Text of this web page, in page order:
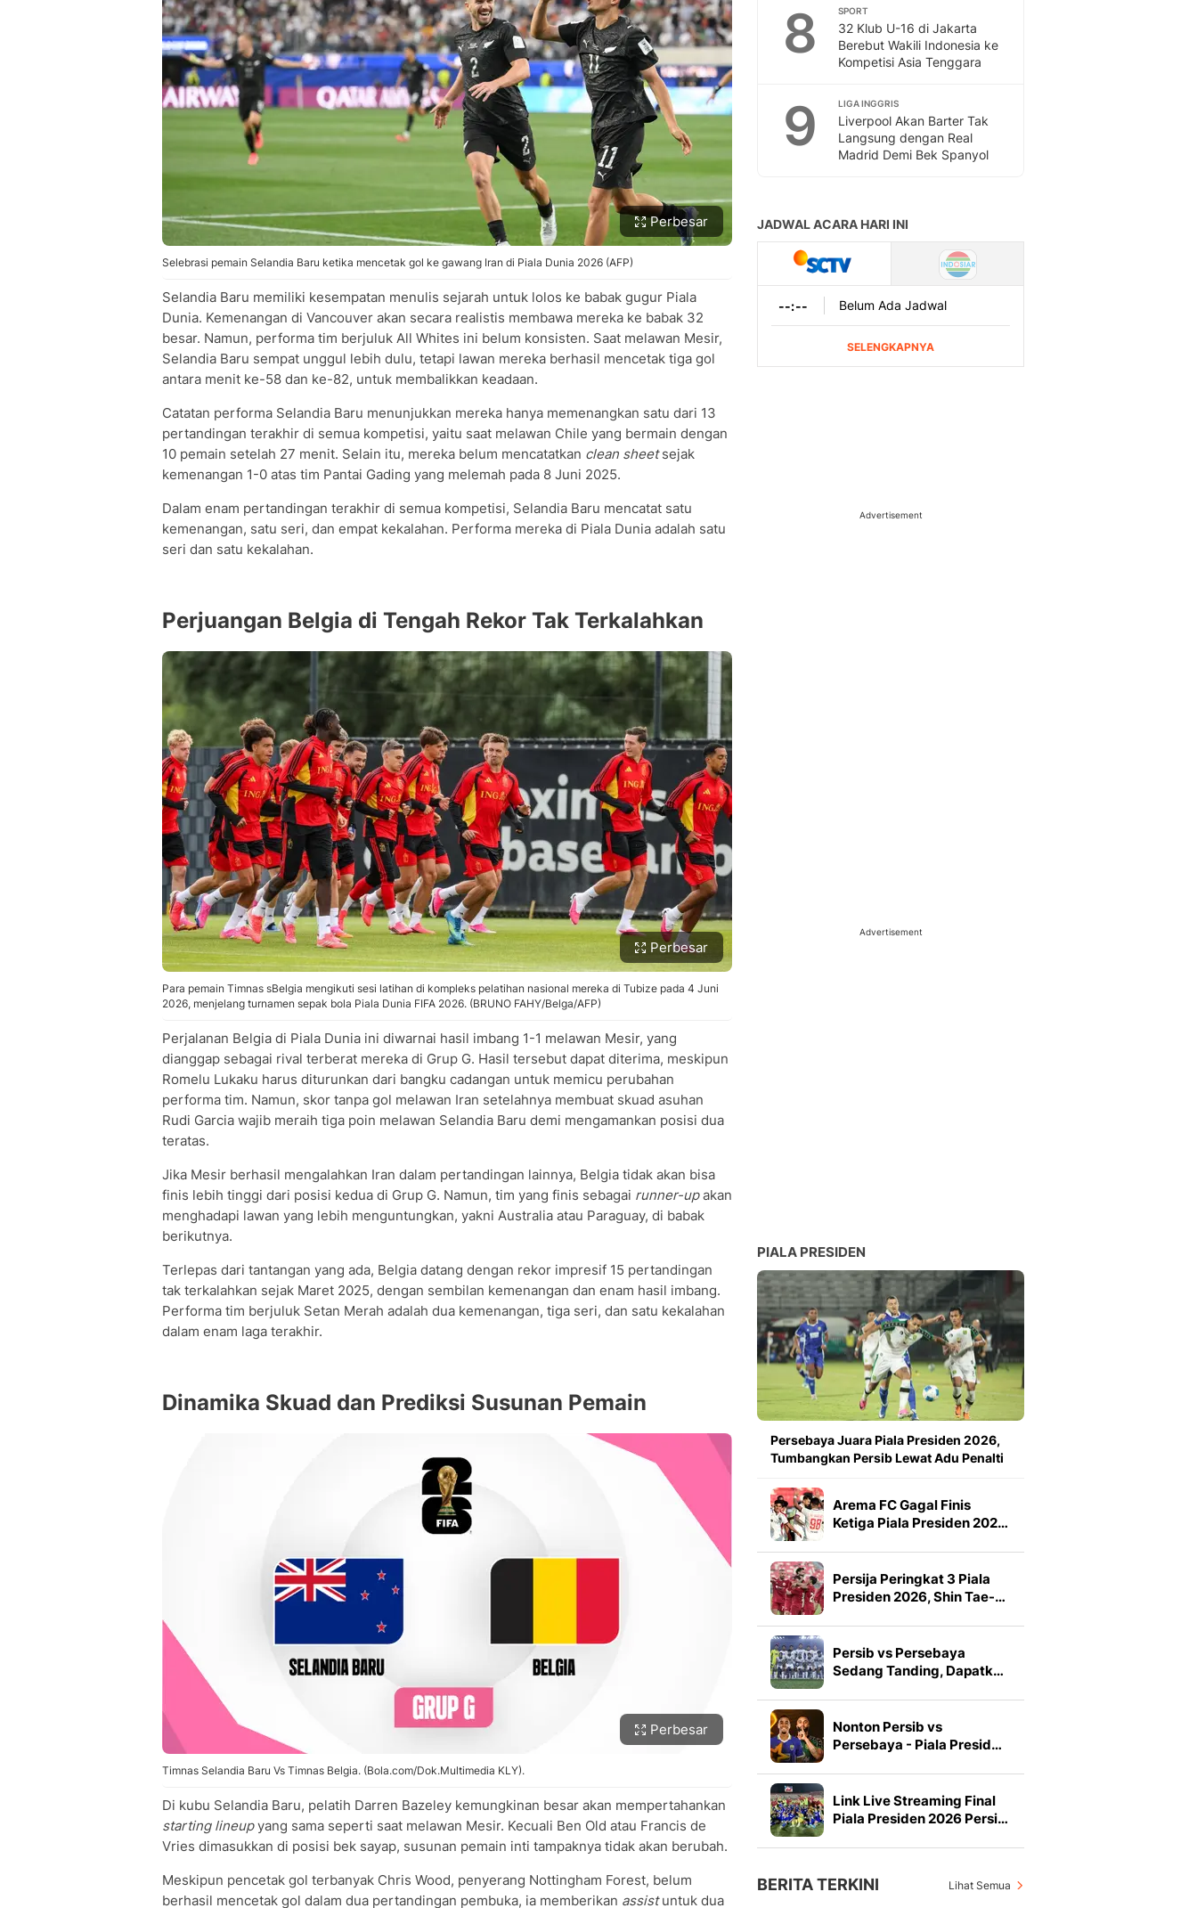
Perbesar
Selebrasi pemain Selandia Baru ketika mencetak gol ke gawang Iran di Piala Dunia 2026 (AFP)
Selandia Baru memiliki kesempatan menulis sejarah untuk lolos ke babak gugur Piala
Dunia. Kemenangan di Vancouver akan secara realistis membawa mereka ke babak 32
besar. Namun, performa tim berjuluk All Whites ini belum konsisten. Saat melawan Mesir,
Selandia Baru sempat unggul lebih dulu, tetapi lawan mereka berhasil mencetak tiga gol
antara menit ke-58 dan ke-82, untuk membalikkan keadaan.
Catatan performa Selandia Baru menunjukkan mereka hanya memenangkan satu dari 13
pertandingan terakhir di semua kompetisi, yaitu saat melawan Chile yang bermain dengan
10 pemain setelah 27 menit. Selain itu, mereka belum mencatatkan clean sheetsejak
kemenangan 1-0 atas tim Pantai Gading yang melemah pada 8 Juni 2025.
Dalam enam pertandingan terakhir di semua kompetisi, Selandia Baru mencatat satu
kemenangan, satu seri, dan empat kekalahan. Performa mereka di Piala Dunia adalah satu
seri dan satu kekalahan.
Perjuangan Belgia di Tengah Rekor Tak Terkalahkan
Perbesar
Para pemain Timnas sBelgia mengikuti sesi latihan di kompleks pelatihan nasional mereka di Tubize pada 4 Juni
2026, menjelang turnamen sepak bola Piala Dunia FIFA 2026. (BRUNO FAHY/Belga/AFP)
Perjalanan Belgia di Piala Dunia ini diwarnai hasil imbang 1-1 melawan Mesir, yang
dianggap sebagai rival terberat mereka di Grup G. Hasil tersebut dapat diterima, meskipun
Romelu Lukaku harus diturunkan dari bangku cadangan untuk memicu perubahan
performa tim. Namun, skor tanpa gol melawan Iran setelahnya membuat skuad asuhan
Rudi Garcia wajib meraih tiga poin melawan Selandia Baru demi mengamankan posisi dua
teratas.
Jika Mesir berhasil mengalahkan Iran dalam pertandingan lainnya, Belgia tidak akan bisa
finis lebih tinggi dari posisi kedua di Grup G. Namun, tim yang finis sebagai runner-upakan
menghadapi lawan yang lebih menguntungkan, yakni Australia atau Paraguay, di babak
berikutnya.
Terlepas dari tantangan yang ada, Belgia datang dengan rekor impresif 15 pertandingan
tak terkalahkan sejak Maret 2025, dengan sembilan kemenangan dan enam hasil imbang.
Performa tim berjuluk Setan Merah adalah dua kemenangan, tiga seri, dan satu kekalahan
dalam enam laga terakhir.
Dinamika Skuad dan Prediksi Susunan Pemain
Perbesar
Timnas Selandia Baru Vs Timnas Belgia. (Bola.com/Dok.Multimedia KLY).
Di kubu Selandia Baru, pelatih Darren Bazeley kemungkinan besar akan mempertahankan
starting lineupyang sama seperti saat melawan Mesir. Kecuali Ben Old atau Francis de
Vries dimasukkan di posisi bek sayap, susunan pemain inti tampaknya tidak akan berubah.
Meskipun pencetak gol terbanyak Chris Wood, penyerang Nottingham Forest, belum
berhasil mencetak gol dalam dua pertandingan pembuka, ia memberikan assistuntuk dua
8 SPORT
32 Klub U-16 di Jakarta
Berebut Wakili Indonesia ke
Kompetisi Asia Tenggara
9 LIGA INGGRIS
Liverpool Akan Barter Tak
Langsung dengan Real
Madrid Demi Bek Spanyol
Advertisement
Advertisement
PIALA PRESIDEN
Persebaya Juara Piala Presiden 2026,
Tumbangkan Persib Lewat Adu Penalti
Arema FC Gagal Finis
Ketiga Piala Presiden 202…
Persija Peringkat 3 Piala
Presiden 2026, Shin Tae-…
Persib vs Persebaya
Sedang Tanding, Dapatk…
Nonton Persib vs
Persebaya - Piala Presid…
Link Live Streaming Final
Piala Presiden 2026 Persi…
BERITA TERKINI Lihat Semua